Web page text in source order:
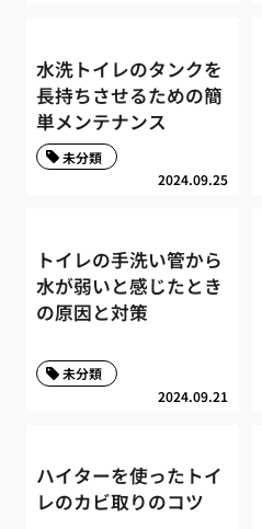
水洗トイレのタンクを
長持ちさせるための簡
単メンテナンス
2024.09.25
未分類
トイレの手洗い管から
水が弱いと感じたとき
の原因と対策
2024.09.21
未分類
ハイターを使ったトイ
レのカビ取りのコツ